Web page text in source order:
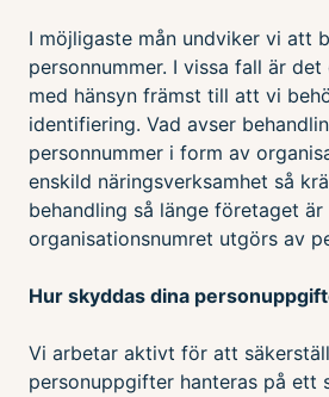
I möjligaste mån undviker vi att
personnummer. I vissa fall är
med hänsyn främst till att vi
identifiering. Vad avser
personnummer i form av
enskild näringsverksamhet så
behandling så länge företaget
organisationsnumret utgörs av
Hur skyddas dina
Vi arbetar aktivt för att
personuppgifter hanteras på ett